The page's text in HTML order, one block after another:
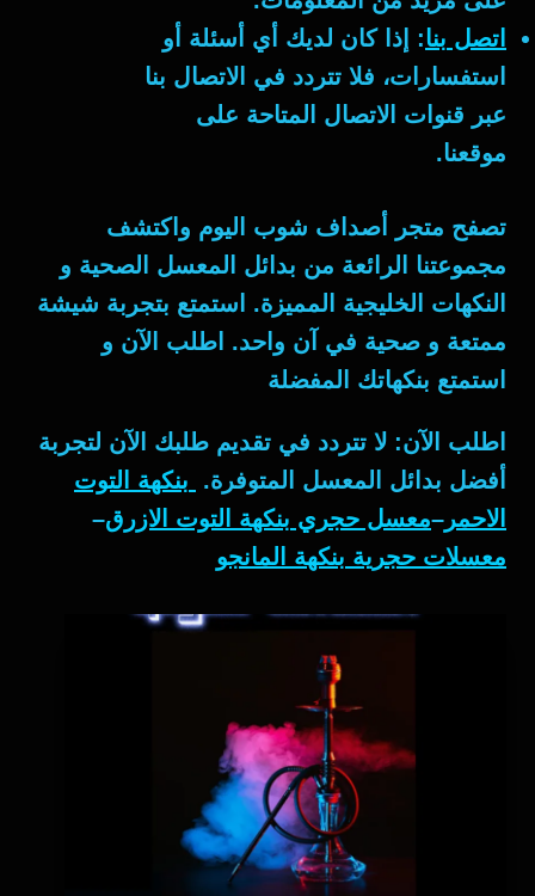
اتصل بنا: إذا كان لديك أي أسئلة أو
استفسارات، فلا تتردد في الاتصال بنا
عبر قنوات الاتصال المتاحة على
موقعنا.
تصفح متجر أصداف شوب اليوم واكتشف
مجموعتنا الرائعة من بدائل المعسل الصحية و
النكهات الخليجية المميزة. استمتع بتجربة شيشة
ممتعة و صحية في آن واحد. اطلب الآن و
استمتع بنكهاتك المفضلة
اطلب الآن: لا تتردد في تقديم طلبك الآن لتجربة
أفضل بدائل المعسل المتوفرة.
بنكهة التوت
الاحمر –معسل حجري بنكهة التوت الازرق–
معسلات حجرية بنكهة المانجو